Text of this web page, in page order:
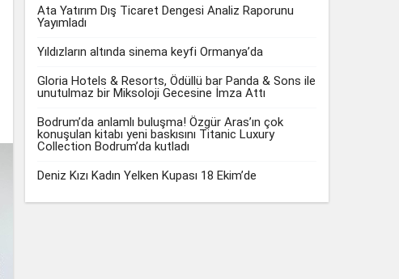
Ata Yatırım Dış Ticaret Dengesi Analiz Raporunu
Yayımladı
Yıldızların altında sinema keyfi Ormanya’da
Gloria Hotels & Resorts, Ödüllü bar Panda & Sons ile
unutulmaz bir Miksoloji Gecesine İmza Attı
Bodrum’da anlamlı buluşma! Özgür Aras’ın çok
konuşulan kitabı yeni baskısını Titanic Luxury
Collection Bodrum’da kutladı
Deniz Kızı Kadın Yelken Kupası 18 Ekim’de